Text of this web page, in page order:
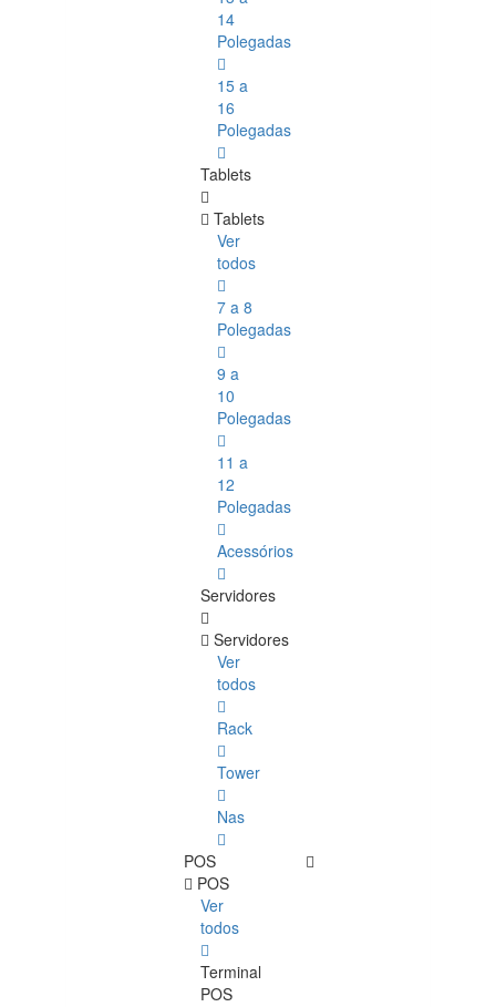
14
Polegadas
15 a
16
Polegadas
Tablets
Tablets
Ver
todos
7 a 8
Polegadas
9 a
10
Polegadas
11 a
12
Polegadas
Acessórios
Servidores
Servidores
Ver
todos
Rack
Tower
Nas
POS
POS
Ver
todos
Terminal
POS